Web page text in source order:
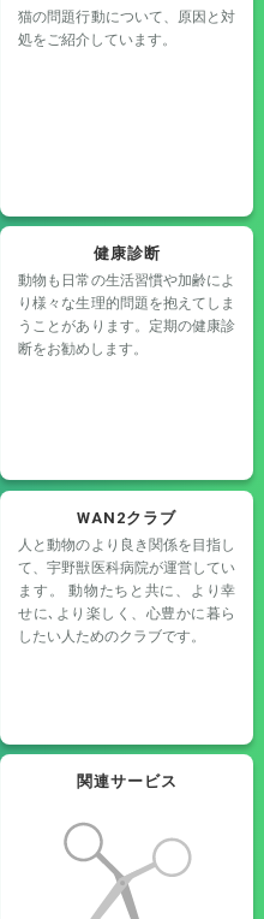
猫の問題行動について、原因と対
処をご紹介しています。
健康診断
動物も日常の生活習慣や加齢によ
り様々な生理的問題を抱えてしま
うことがあります。定期の健康診
断をお勧めします。
WAN2クラブ
人と動物のより良き関係を目指し
て、宇野獣医科病院が運営してい
ます。 動物たちと共に、より幸
せに､より楽しく、心豊かに暮ら
したい人ためのクラブです。
関連サービス